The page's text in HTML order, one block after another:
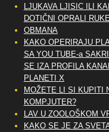
LJUKAVA LJISIC ILI
DOTIČNI OPRALI RUKE
OBMANA
KAKO OPERIRAJU
SA YOU TUBE-a
SE IZA PROFILA
PLANETI X
MOŽETE LI SI KUPITI
KOMPJUTER?
LAV U ZOOLOŠKOM
KAKO SE JE ZA